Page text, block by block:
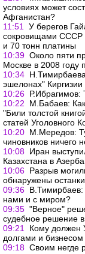
условиях может
Афганистан?
11:51
У берегов
сокровищами СССР -
и 70 тонн платины
10:39 Около пяти
Москве в 2008 году
10:34
эшелонах" Киргизии
10:26 Р.Ибрагимов:
10:22
М.Бабаев:
"Били толстой
статей Уголовного
10:20 М.Мередов:
чиновников ничего
10:08 Иран
Казахстана в
10:06 Разрыв
обнаружены
09:36 В.Тимирбаев:
нами и с миром?
09:35 "Верное"
судебное решение
09:21
Кому должен
долгами и бизнесом
09:18 Своим негде